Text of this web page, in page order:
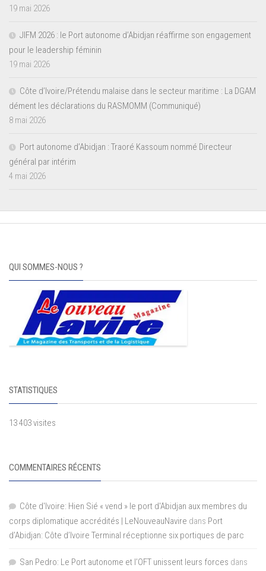
19 mai 2026
JIFM 2026 : le Port autonome d’Abidjan réaffirme son engagement
pour le leadership féminin
19 mai 2026
Côte d’Ivoire/Prétendu malaise dans le secteur maritime : La DGAM
dément les déclarations du RASMOMM (Communiqué)
8 mai 2026
Port autonome d’Abidjan : Traoré Kassoum nommé Directeur
général par intérim
4 mai 2026
QUI SOMMES-NOUS ?
STATISTIQUES
13 403 visites
COMMENTAIRES RÉCENTS
Côte d'Ivoire: Hien Sié « vend » le port d'Abidjan aux membres du
corps diplomatique accrédités | LeNouveauNavire dans Port
d’Abidjan: Côte d’Ivoire Terminal réceptionne six portiques de parc
San Pedro: Le Port autonome et l’OFT unissent leurs forces dans